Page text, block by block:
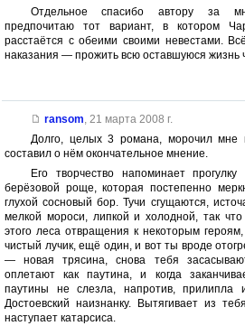
Отдельное спасибо автору за
предпочитаю тот вариант, в котором
расстаётся с обеими своими невестами.
наказания — прожить всю оставшуюся жизнь
ransom, 21 марта 2008 г.
Долго, целых 3 романа, морочил мне
составил о нём окончательное мнение.
Его творчество напоминает
берёзовой роще, которая постепенно
глухой сосновый бор. Тучи сгущаются,
мелкой мороси, липкой и холодной, так
этого леса отвращения к некоторым
чистый лучик, ещё один, и вот ты вроде
— новая трясина, снова тебя
оплетают как паутина, и когда
паутины не слезла, напротив, прилипла
Достоевский наизнанку. Вытягивает из
наступает катарсиса.